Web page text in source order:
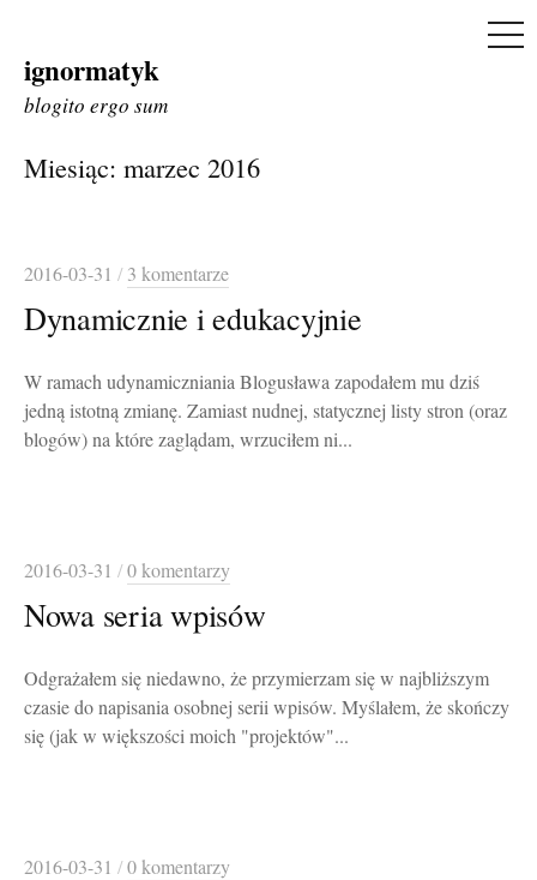
Skip
to
ignormatyk
blogito ergo sum
Miesiąc: marzec 2016
2016-03-31 / 3 komentarze
Dynamicznie i edukacyjnie
W ramach udynamiczniania Blogusława zapodałem mu dziś
jedną istotną zmianę. Zamiast nudnej, statycznej listy stron (oraz
blogów) na które zaglądam, wrzuciłem ni...
2016-03-31 /0 komentarzy
Nowa seria wpisów
Odgrażałem się niedawno, że przymierzam się w najbliższym
czasie do napisania osobnej serii wpisów. Myślałem, że skończy
się (jak w większości moich "projektów"...
2016-03-31 /0 komentarzy